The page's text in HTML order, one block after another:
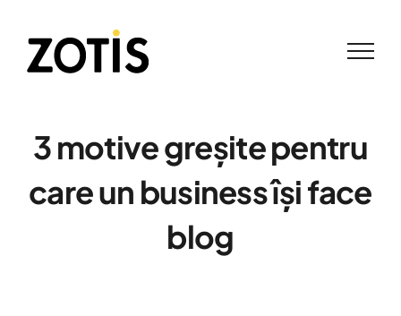
content
3 motive greșite pentru
care un business își face
blog